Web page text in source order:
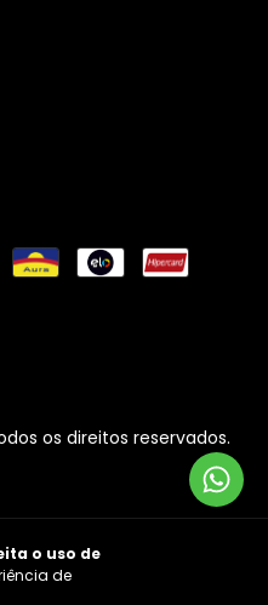
o uso de
de
os direitos reservados.